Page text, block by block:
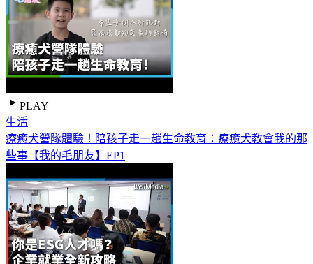
PLAY
生活
療癒犬營隊體驗！陪孩子走一趟生命教育：療癒犬教會我的那
些事【我的毛朋友】EP1